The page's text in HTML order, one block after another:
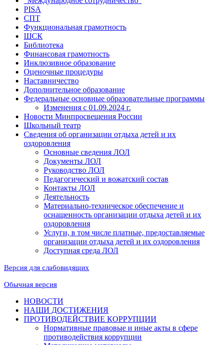
PISA
СПТ
Функциональная грамотность
ШСК
Библиотека
Финансовая грамотность
Инклюзивное образование
Оценочные процедуры
Наставничество
Дополнительное образование
Федеральные основные образовательные программы
Изменения с 01.09.2024 г.
Новости Минпросвещения России
Школьный театр
Сведения об организации отдыха детей и их
оздоровления
Основные сведения ЛОЛ
Документы ЛОЛ
Руководство ЛОЛ
Педагогический и вожатский состав
Контакты ЛОЛ
Деятельность
Материально-техническое обеспечение и
оснащенность организации отдыха детей и их
оздоровления
Услуги, в том числе платные, предоставляемые
организации отдыха детей и их оздоровления
Доступная среда ЛОЛ
Версия для слабовидящих
Обычная версия
НОВОСТИ
НАШИ ДОСТИЖЕНИЯ
ПРОТИВОДЕЙСТВИЕ КОРРУПЦИИ
Нормативные правовые и иные акты в сфере
противодействия коррупции